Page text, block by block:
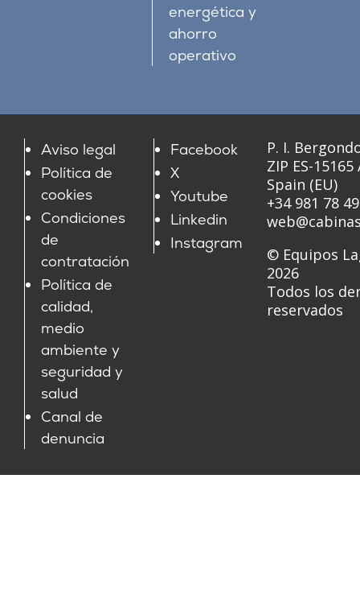
energética y
ahorro
operativo
Aviso legal
Política de
cookies
Condiciones
de
contratación
Política de
calidad,
medio
ambiente y
seguridad y
salud
Canal de
denuncia
Facebook
X
Youtube
Linkedin
Instagram
P. I.
ZIP ES-
Spain (EU)
+34 981 78
© Equipos
2026
Todos los
reservados